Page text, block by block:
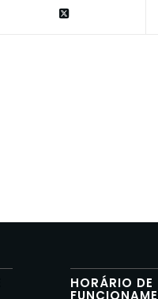
HORÁRIO DE